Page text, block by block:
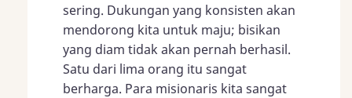
sering. Dukungan yang konsisten akan
mendorong kita untuk maju; bisikan
yang diam tidak akan pernah berhasil.
Satu dari lima orang itu sangat
berharga. Para misionaris kita sangat